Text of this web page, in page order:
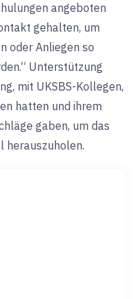
angeboten
gehalten, um
oder Anliegen so
Unterstützung
mit UKSBS-Kollegen,
hatten und ihrem
gaben, um das
herauszuholen.